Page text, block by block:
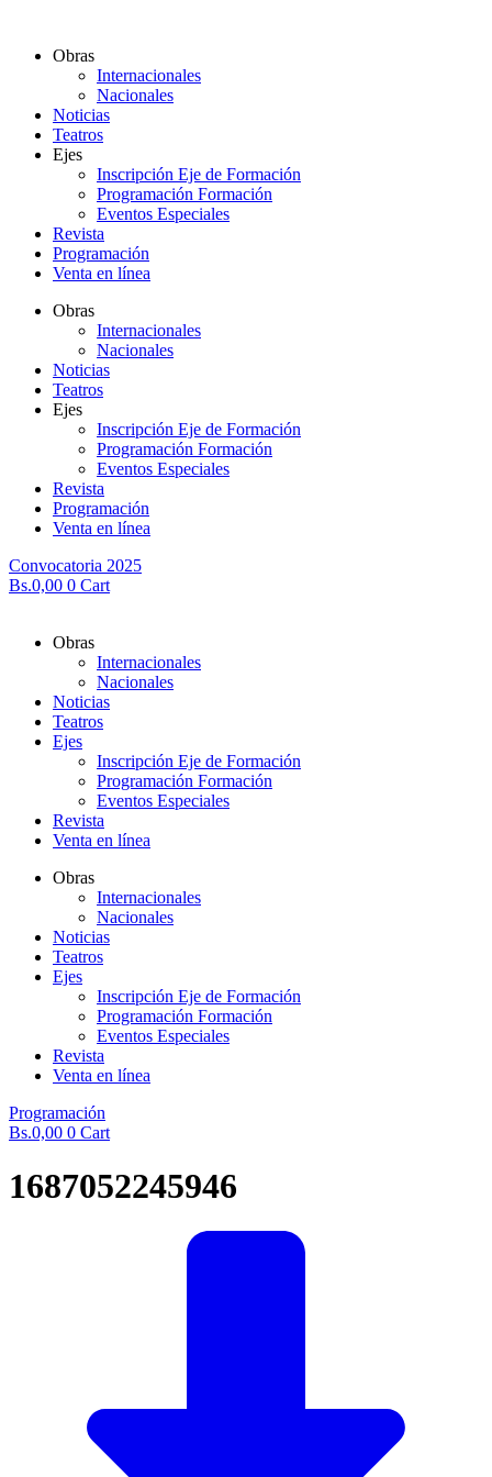
contenidoObras
Internacionales
Nacionales
Noticias
Teatros
Ejes
Inscripción Eje de Formación
Programación Formación
Eventos Especiales
Revista
Programación
Venta en línea
Obras
Internacionales
Nacionales
Noticias
Teatros
Ejes
Inscripción Eje de Formación
Programación Formación
Eventos Especiales
Revista
Programación
Venta en línea
Convocatoria 2025
Bs.0,00 0 Cart
Obras
Internacionales
Nacionales
Noticias
Teatros
Ejes
Inscripción Eje de Formación
Programación Formación
Eventos Especiales
Revista
Venta en línea
Obras
Internacionales
Nacionales
Noticias
Teatros
Ejes
Inscripción Eje de Formación
Programación Formación
Eventos Especiales
Revista
Venta en línea
Programación
Bs.0,00 0 Cart
1687052245946